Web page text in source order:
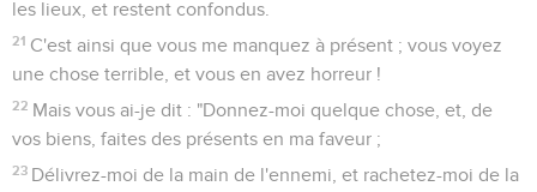
les lieux, et restent confondus.
21 C'est ainsi que vous me manquez à présent ; vous voyez
une chose terrible, et vous en avez horreur !
22 Mais vous ai-je dit : "Donnez-moi quelque chose, et, de
vos biens, faites des présents en ma faveur ;
23 Délivrez-moi de la main de l'ennemi, et rachetez-moi de la